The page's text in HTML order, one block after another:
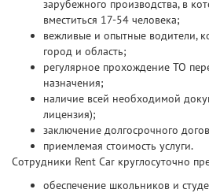
зарубежного производства, в
вместиться 17-54 человека;
вежливые и опытные водители,
город и область;
регулярное прохождение ТО
назначения;
наличие всей необходимой
лицензия);
заключение долгосрочного
приемлемая стоимость услуги.
Сотрудники Rent Car круглосуточно
обеспечение школьников и